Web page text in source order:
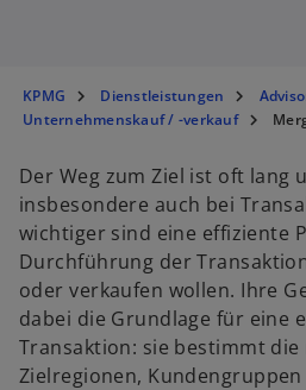
KPMG Dienstleistungen
Unternehmenskauf / -verkauf
Der Weg zum Ziel ist oft lang
insbesondere auch bei
wichtiger sind eine effiziente
Durchführung der
oder verkaufen wollen. Ihre
dabei die Grundlage für eine
Transaktion: sie bestimmt die
Zielregionen,